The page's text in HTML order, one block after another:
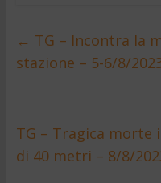
← TG – Incontra la
stazione – 5-6/8/
TG – Tragica morte
di 40 metri – 8/8/